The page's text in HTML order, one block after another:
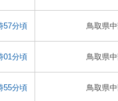
57分頃 鳥取県
01分頃 鳥取県
55分頃 鳥取県